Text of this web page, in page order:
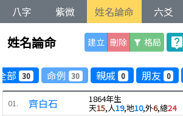
八字 紫微 姓名論命 六爻
姓名論命 建立 刪除 filter_alt 格局 live_help
部 30 命例 30 親戚 0 朋友 0
01. 齊白石 1864年生
天15,人19,地10,外6,總24